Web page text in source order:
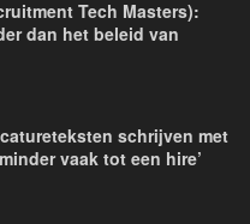
Tech Masters):
dan het beleid van
schrijven met
vaak tot een hire’